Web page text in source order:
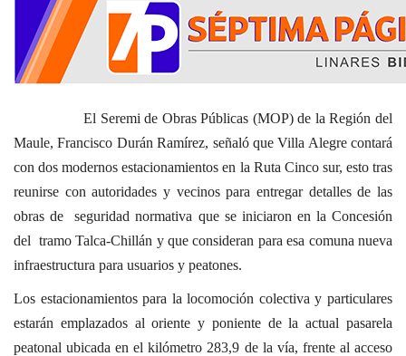
El Seremi de Obras Públicas (MOP) de la Región del
Maule, Francisco Durán Ramírez, señaló que Villa Alegre contará
con dos modernos estacionamientos en la Ruta Cinco sur, esto tras
reunirse con autoridades y vecinos para entregar detalles de las
obras de seguridad normativa que se iniciaron en la Concesión
del tramo Talca-Chillán y que consideran para esa comuna nueva
infraestructura para usuarios y peatones.
Los estacionamientos para la locomoción colectiva y particulares
estarán emplazados al oriente y poniente de la actual pasarela
peatonal ubicada en el kilómetro 283,9 de la vía, frente al acceso